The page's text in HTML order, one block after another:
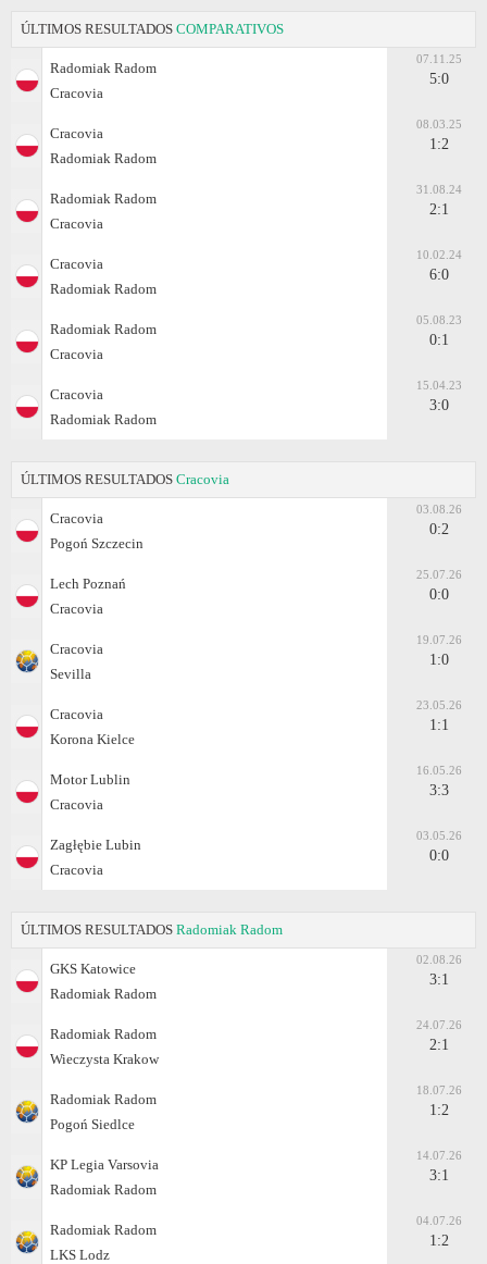
ÚLTIMOS RESULTADOS COMPARATIVOS
Radomiak Radom
Cracovia
07.11.25
5:0
Cracovia
Radomiak Radom
08.03.25
1:2
Radomiak Radom
Cracovia
31.08.24
2:1
Cracovia
Radomiak Radom
10.02.24
6:0
Radomiak Radom
Cracovia
05.08.23
0:1
Cracovia
Radomiak Radom
15.04.23
3:0
ÚLTIMOS RESULTADOS Cracovia
Cracovia
Pogoń Szczecin
03.08.26
0:2
Lech Poznań
Cracovia
25.07.26
0:0
Cracovia
Sevilla
19.07.26
1:0
Cracovia
Korona Kielce
23.05.26
1:1
Motor Lublin
Cracovia
16.05.26
3:3
Zagłębie Lubin
Cracovia
03.05.26
0:0
ÚLTIMOS RESULTADOS Radomiak Radom
GKS Katowice
Radomiak Radom
02.08.26
3:1
Radomiak Radom
Wieczysta Krakow
24.07.26
2:1
Radomiak Radom
Pogoń Siedlce
18.07.26
1:2
KP Legia Varsovia
Radomiak Radom
14.07.26
3:1
Radomiak Radom
LKS Lodz
04.07.26
1:2